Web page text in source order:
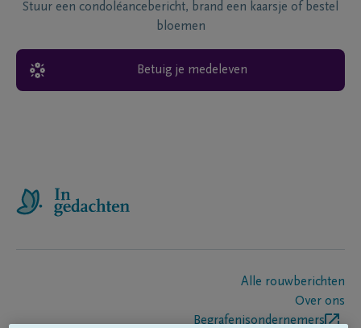
Stuur een condoléancebericht, brand een kaarsje of bestel
bloemen
Betuig je medeleven
Alle rouwberichten
Over ons
Begrafenisondernemers